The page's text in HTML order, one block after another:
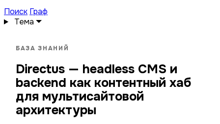
Поиск Граф
Тема
БАЗА ЗНАНИЙ
Directus — headless CMS и
backend как контентный хаб
для мультисайтовой
архитектуры